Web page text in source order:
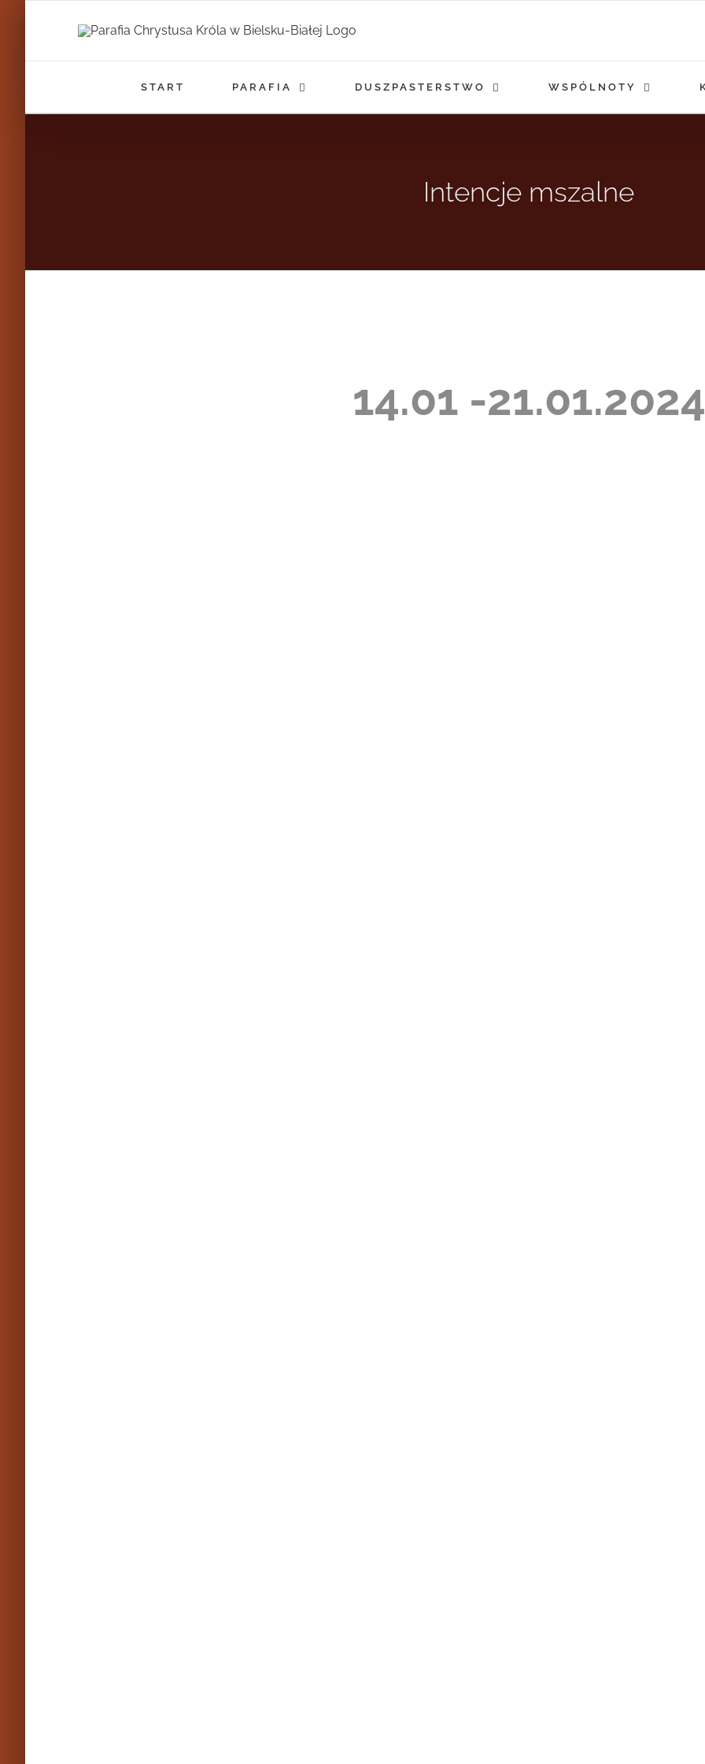
START PARAFIA DUSZPASTERSTWO WSPÓLNOTY
Intencje mszalne
14.01 -21.01.2024